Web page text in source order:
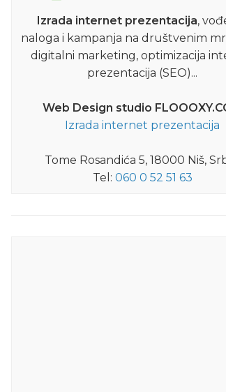
Izrada internet prezentacija,
naloga i kampanja na društvenim
digitalni marketing, optimizacija
prezentacija (SEO)...
Web Design studio
Izrada internet prezentacija
Tome Rosandića 5, 18000 Niš,
Tel: 060 0 52 51 63